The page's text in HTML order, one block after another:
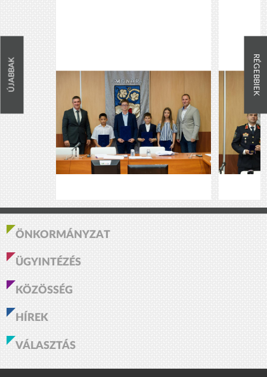
ÚJABBAK RÉGEBBIEK
ÖNKORMÁNYZAT
ÜGYINTÉZÉS
KÖZÖSSÉG
HÍREK
VÁLASZTÁS